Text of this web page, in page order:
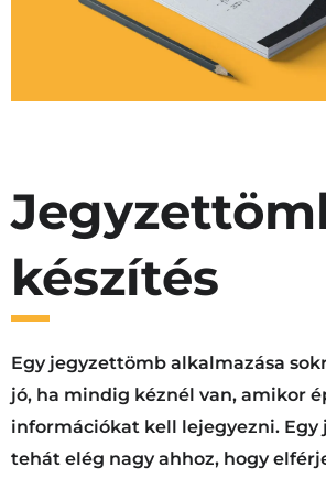
készítés
Egy jegyzettömb alkalmazása
jó, ha mindig kéznél van, amikor
információkat kell lejegyezni.
tehát elég nagy ahhoz, hogy